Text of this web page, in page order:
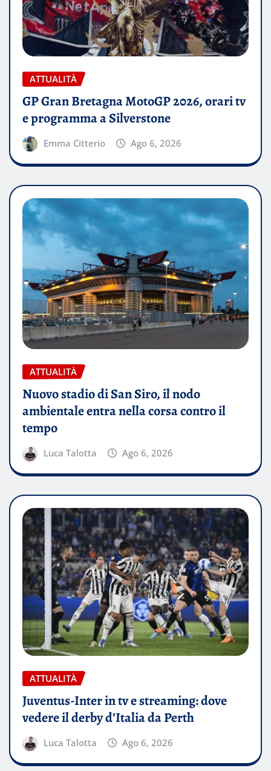
ATTUALITÀ
GP Gran Bretagna MotoGP 2026, orari tv
e programma a Silverstone
Emma Citterio Ago 6, 2026
ATTUALITÀ
Nuovo stadio di San Siro, il nodo
ambientale entra nella corsa contro il
tempo
Luca Talotta Ago 6, 2026
ATTUALITÀ
Juventus-Inter in tv e streaming: dove
vedere il derby d’Italia da Perth
Luca Talotta Ago 6, 2026